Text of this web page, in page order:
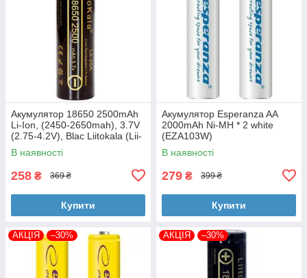
Акумулятор 18650 2500mAh
Li-Ion, (2450-2650mah), 3.7V
(2.75-4.2V), Blac Liitokala (Lii-
25A)
В наявності
258 ₴ 369 ₴
Купити
Акумулятор Esperanza AA
2000mAh Ni-MH * 2 white
(EZA103W)
В наявності
279 ₴ 399 ₴
Купити
АКЦІЯ –30% АКЦІЯ –30%